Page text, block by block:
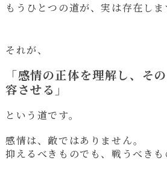
もうひとつの道が、実は存在しま
それが、
「感情の正体を理解し、そ
容させる」
という道です。
感情は、敵ではありません。
抑えるべきものでも、戦うべきも